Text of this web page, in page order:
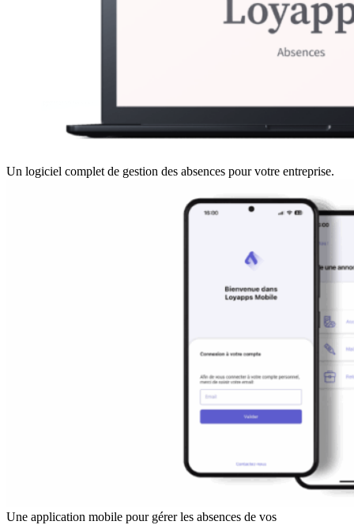
Un logiciel complet de gestion des absences pour votre entreprise.
Une application mobile pour gérer les absences de vos